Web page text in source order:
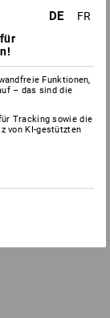
DE
FR
Funktionen,
– das sind die
Tracking sowie die
von KI-gestützten